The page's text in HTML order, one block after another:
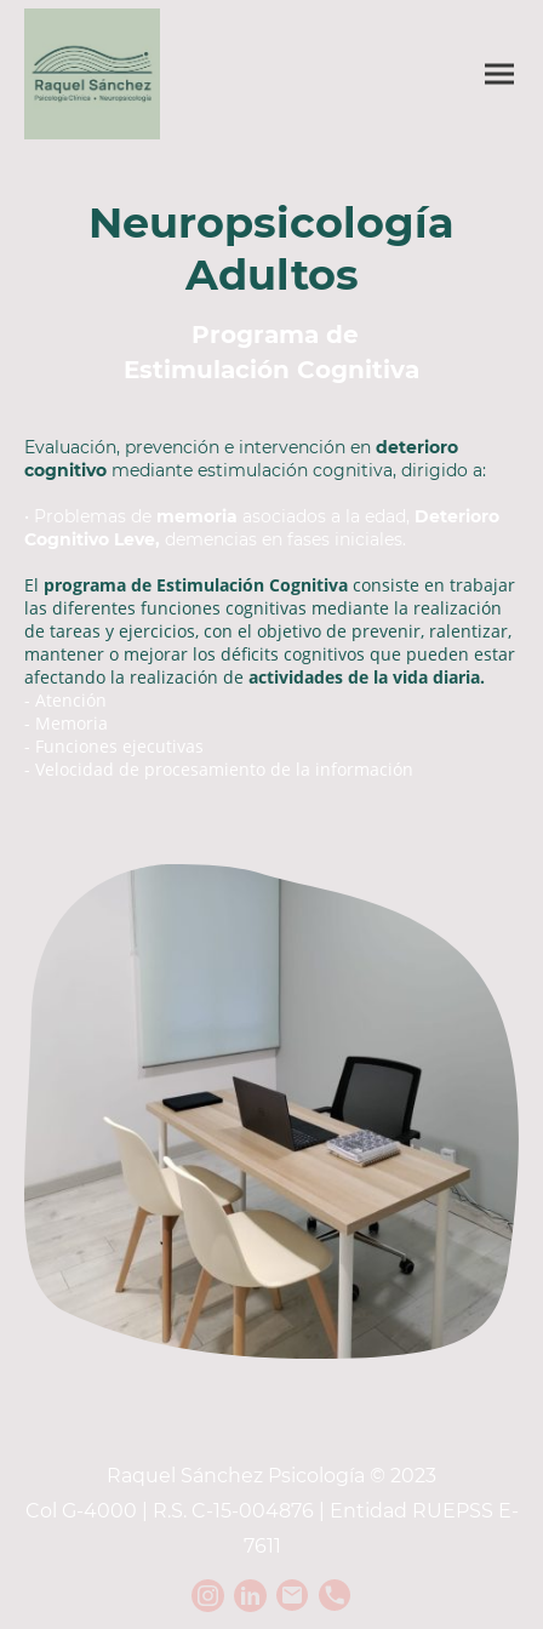
Neuropsicología
Adultos
Programa de
Estimulación Cognitiva
Evaluación, prevención e intervención en deterioro
cognitivo mediante estimulación cognitiva, dirigido a:
• Problemas de memoria asociados a la edad, Deterioro
Cognitivo Leve, demencias en fases iniciales.
El programa de Estimulación Cognitiva consiste en trabajar
las diferentes funciones cognitivas mediante la realización
de tareas y ejercicios, con el objetivo de prevenir, ralentizar,
mantener o mejorar los déficits cognitivos que pueden estar
afectando la realización de actividades de la vida diaria.
- Atención
- Memoria
- Funciones ejecutivas
- Velocidad de procesamiento de la información
Raquel Sánchez Psicología © 2023
Col G-4000 | R.S. C-15-004876 | Entidad RUEPSS E-
7611